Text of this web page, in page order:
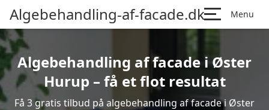
Algebehandling-af-facade.dk Menu
Algebehandling af facade i Øster
Hurup – få et flot resultat
Få 3 gratis tilbud på algebehandling af facade i Øster